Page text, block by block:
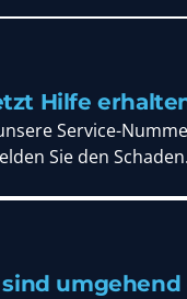
Hilfe
Service-
Sie den Schaden.
umgehend